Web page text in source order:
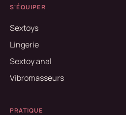
S'ÉQUIPER
Sextoys
Lingerie
Sextoy anal
Vibromasseurs
PRATIQUE